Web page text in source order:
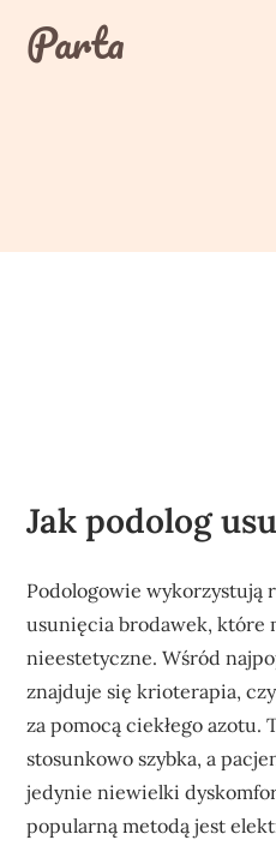
contentParta
Jak podolog
Podologowie wykorzystują
usunięcia brodawek, które
nieestetyczne. Wśród
znajduje się krioterapia,
za pomocą ciekłego azotu.
stosunkowo szybka, a
jedynie niewielki
popularną metodą jest